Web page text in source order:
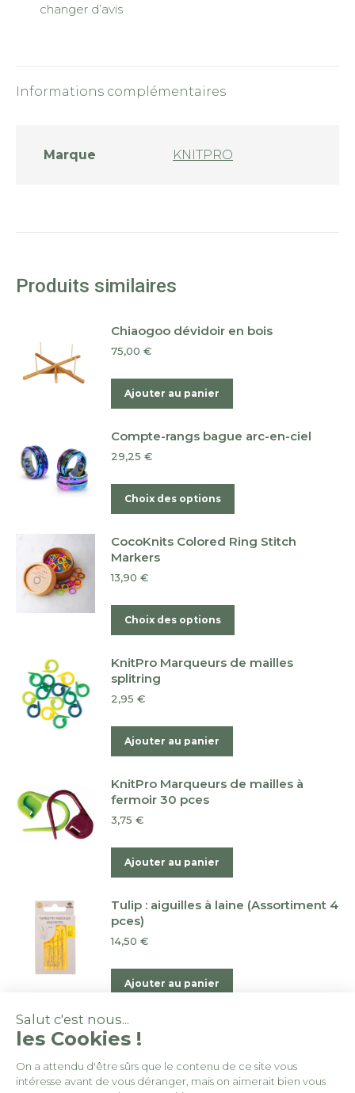
changer d’avis
Informations complémentaires
Marque KNITPRO
Produits similaires
Chiaogoo dévidoir en bois
75,00 €
Ajouter au panier
Compte-rangs bague arc-en-ciel
29,25 €
Choix des options
produit
plusieurs
peuvent
choisies
CocoKnits Colored Ring Stitch
Markers
13,90 €
Choix des options
produit
choisies
KnitPro Marqueurs de mailles
splitring
2,95 €
Ajouter au panier
KnitPro Marqueurs de mailles à
fermoir 30 pces
3,75 €
Ajouter au panier
Tulip : aiguilles à laine (Assortiment 4
pces)
14,50 €
Ajouter au panier
© ByPoush
Salut c'est nous...
les Cookies !
On a attendu d'être sûrs que le contenu de ce site vous
intéresse avant de vous déranger, mais on aimerait bien vous